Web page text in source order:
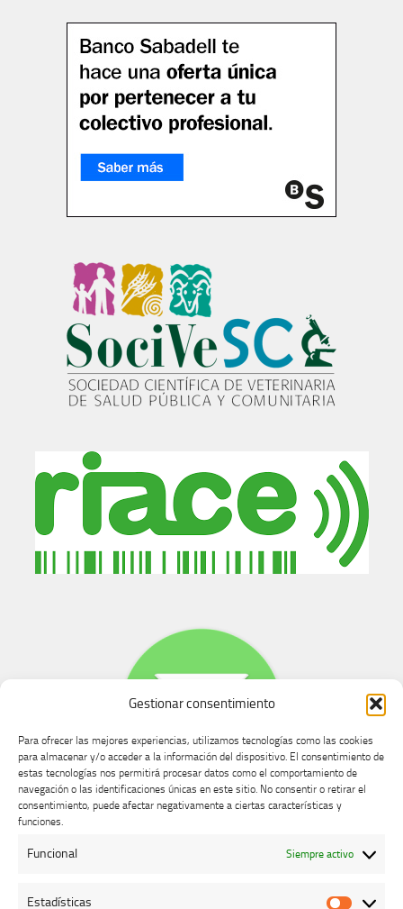
Gestionar consentimiento
Para ofrecer las mejores experiencias, utilizamos tecnologías como las cookies
para almacenar y/o acceder a la información del dispositivo. El consentimiento de
estas tecnologías nos permitirá procesar datos como el comportamiento de
navegación o las identificaciones únicas en este sitio. No consentir o retirar el
consentimiento, puede afectar negativamente a ciertas características y
funciones.
Funcional Siempre activo
Estadísticas
Buzón de dudas, quejas y sugerencias